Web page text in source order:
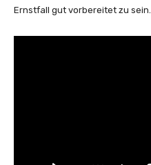
Ernstfall gut vorbereitet zu sein.